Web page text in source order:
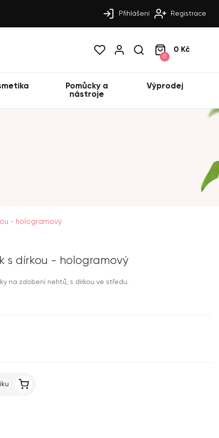
Přihlášení Registrace
0
0 Kč
Pomůcky a
nástroje
Výprodej
- hologramový
s dírkou - hologramový
na zdobení nehtů, s dírkou ve středu.